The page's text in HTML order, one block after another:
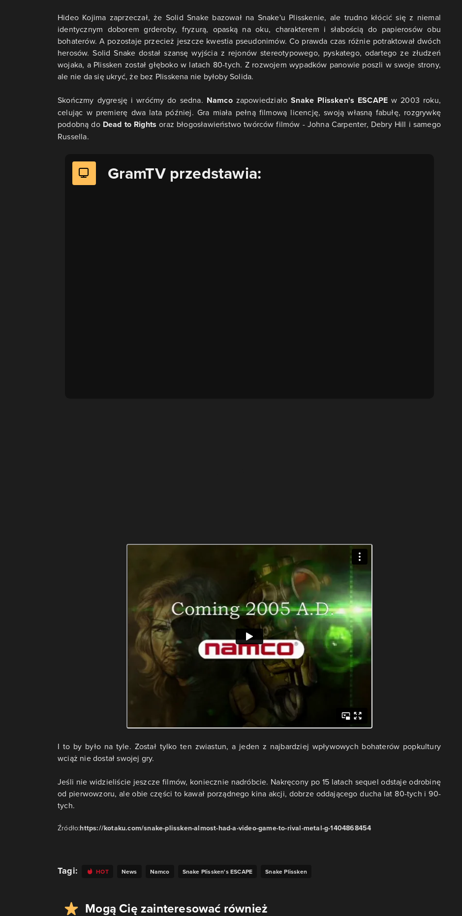
Hideo Kojima zaprzeczał, że Solid Snake bazował na Snake'u Plisskenie, ale trudno kłócić się z niemal
identycznym doborem grderoby, fryzurą, opaską na oku, charakterem i słabością do papierosów obu
bohaterów. A pozostaje przecież jeszcze kwestia pseudonimów. Co prawda czas różnie potraktował dwóch
herosów. Solid Snake dostał szansę wyjścia z rejonów stereotypowego, pyskatego, odartego ze złudzeń
wojaka, a Plissken został głęboko w latach 80-tych. Z rozwojem wypadków panowie poszli w swoje strony,
ale nie da się ukryć, że bez Plisskena nie byłoby Solida.
Skończmy dygresję i wróćmy do sedna. NamcozapowiedziałoSnake Plissken's ESCAPE w 2003 roku,
celując w premierę dwa lata później. Gra miała pełną filmową licencję, swoją własną fabułę, rozgrywkę
podobną do Dead to Rights oraz błogosławieństwo twórców filmów - Johna Carpenter, Debry Hill i samego
Russella.
GramTV przedstawia:
I to by było na tyle. Został tylko ten zwiastun, a jeden z najbardziej wpływowych bohaterów popkultury
wciąż nie dostał swojej gry.
Jeśli nie widzieliście jeszcze filmów, koniecznie nadróbcie. Nakręcony po 15 latach sequel odstaje odrobinę
od pierwowzoru, ale obie części to kawał porządnego kina akcji, dobrze oddającego ducha lat 80-tych i 90-
tych.
Źródło:https://kotaku.com/snake-plissken-almost-had-a-video-game-to-rival-metal-g-1404868454
Tagi: HOT News Namco Snake Plissken's ESCAPE Snake Plissken
Mogą Cię zainteresować również